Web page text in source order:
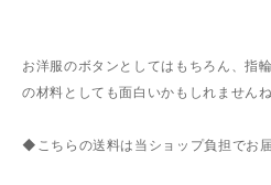
お洋服のボタンとしてはもちろん、指
の材料としても面白いかもしれませんね
◆こちらの送料は当ショップ負担でお届